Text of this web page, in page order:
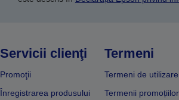
Servicii clienţi
Promoţii
Înregistrarea produsului
Termeni
Termeni de utilizare
Termenii promoțiilor